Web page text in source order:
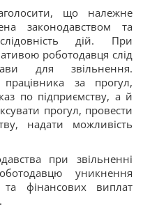
що належне
законодавством та
дій. При
роботодавця слід
для звільнення.
за прогул,
по підприємству, а й
прогул, провести
надати можливість
при звільненні
уникнення
фінансових виплат